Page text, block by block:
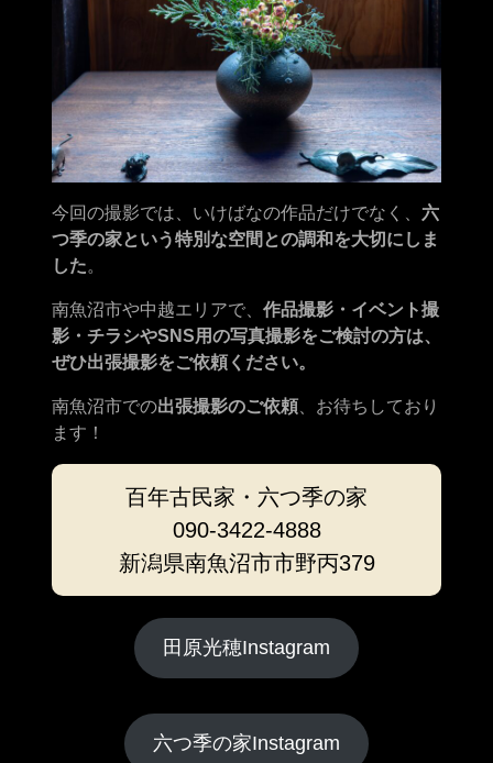
今回の撮影では、いけばなの作品だけでなく、 六
つ季の家という特別な空間との調和を大切にしま
した。
南魚沼市や中越エリアで、 作品撮影・イベント撮
影・チラシやSNS用の写真撮影をご検討の方は、
ぜひ出張撮影をご依頼ください。
南魚沼市での出張撮影のご依頼 、お待ちしており
ます！
百年古民家・六つ季の家
090-3422-4888
新潟県南魚沼市市野丙379
田原光穂Instagram
六つ季の家Instagram